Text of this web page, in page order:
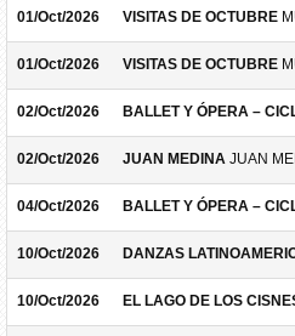
01/Oct/2026 VISITAS DE OCTUBRE
01/Oct/2026 VISITAS DE OCTUBRE
02/Oct/2026 BALLET Y ÓPERA –
02/Oct/2026 JUAN MEDINA JUAN
04/Oct/2026 BALLET Y ÓPERA –
10/Oct/2026 DANZAS
10/Oct/2026 EL LAGO DE LOS